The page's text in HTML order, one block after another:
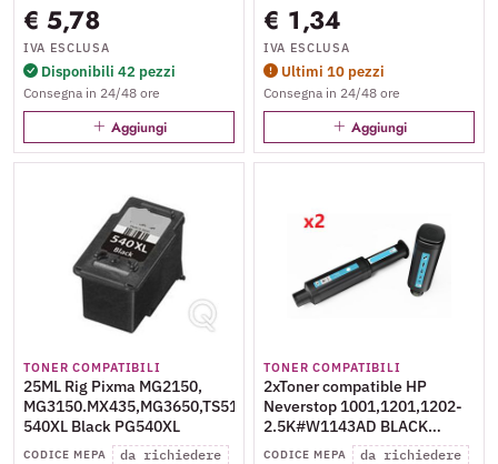
€ 5,78
IVA ESCLUSA
Disponibili 42 pezzi
Consegna in 24/48 ore
Aggiungi
€ 1,34
IVA ESCLUSA
Ultimi 10 pezzi
Consegna in 24/48 ore
Aggiungi
TONER COMPATIBILI
25ML Rig Pixma MG2150,
MG3150.MX435,MG3650,TS5100#PG-
540XL Black PG540XL
CODICE MEPA da richiedere
TONER COMPATIBILI
2xToner compatible HP
Neverstop 1001,1201,1202-
2.5K#W1143AD BLACK
HPNS143AX2
CODICE MEPA da richiedere